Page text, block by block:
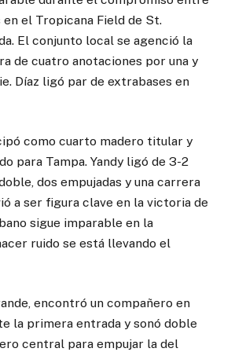
en el Tropicana Field de St.
El conjunto local se agenció la
de cuatro anotaciones por una y
Díaz ligó par de extrabases en
como cuarto madero titular y
para Tampa. Yandy ligó de 3-2
dos empujadas y una carrera
a ser figura clave en la victoria de
sigue imparable en la
ruido se está llevando el
encontró un compañero en
la primera entrada y sonó doble
central para empujar la del